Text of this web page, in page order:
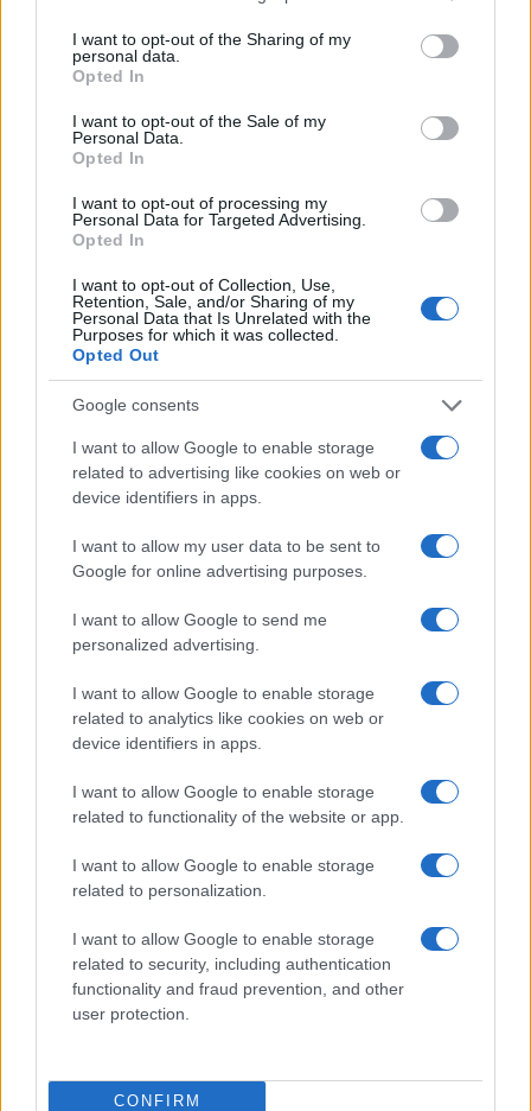
I want to opt-out of the Sharing of my
personal data.
Opted In
I want to opt-out of the Sale of my
Personal Data.
Opted In
I want to opt-out of processing my
Personal Data for Targeted Advertising.
Opted In
I want to opt-out of Collection, Use,
Retention, Sale, and/or Sharing of my
Personal Data that Is Unrelated with the
Purposes for which it was collected.
Opted Out
Google consents
I want to allow Google to enable storage
related to advertising like cookies on web or
device identifiers in apps.
I want to allow my user data to be sent to
Google for online advertising purposes.
I want to allow Google to send me
personalized advertising.
I want to allow Google to enable storage
related to analytics like cookies on web or
device identifiers in apps.
I want to allow Google to enable storage
related to functionality of the website or app.
I want to allow Google to enable storage
related to personalization.
I want to allow Google to enable storage
related to security, including authentication
functionality and fraud prevention, and other
user protection.
CONFIRM
In fondo ieri è stata una giornata non facile, per il
titolare della Cultura. Dopo l’invio degli ispettori
alla Biennale di Venezia a causa della
querelle sul
padiglione della Russia e sulla partecipazione di
internazionale e Pietrangelo Buttafuoco ha
affidato ai visitatori il compito di assegnare i due
premi.
Alla fine comunque, scrive il Corsera, a placare gli
animi sarebbe stato il ministro Lollobrigida. La
norma prevista da Salvini è stata riscritta e alla
fine le Soprintendenze, nei centri storici, avranno
40 giorni per esprimersi e nel frattempo i lavori
non potranno iniziare. E tante grazie a Giuli.
Nicolaporro.it è anche su Whatsapp. È
sufficientecliccare quiper iscriversi al canale ed
Leggi i commenti